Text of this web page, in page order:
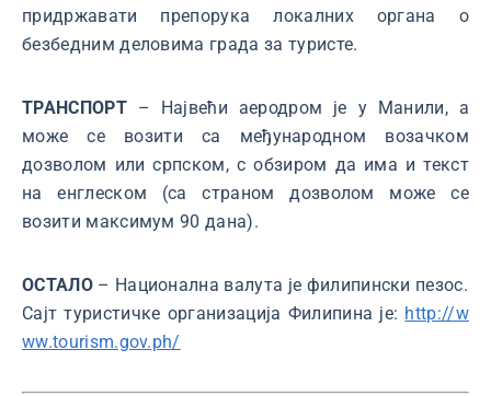
придржавати препорука локалних органа о
безбедним деловима града за туристе.
ТРАНСПОРТ– Највећи аеродром је у Манили, а
може се возити са међународном возачком
дозволом или српском, с обзиром да има и текст
на енглеском (са страном дозволом може се
возити максимум 90 дана).
ОСТАЛО– Национална валута је филипински пезос.
Сајт туристичке организација Филипина је: http://w
ww.tourism.gov.ph/